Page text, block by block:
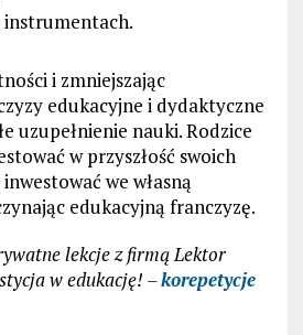
instrumentach.
i zmniejszając
edukacyjne i dydaktyczne
uzupełnienie nauki. Rodzice
w przyszłość swoich
we własną
edukacyjną franczyzę.
lekcje z firmą Lektor
w edukację! –korepetycje